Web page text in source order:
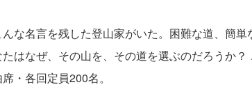
な名言を残した登山家がいた。困難な道、簡
はなぜ、その山を、その道を選ぶのだろうか？
・各回定員200名。